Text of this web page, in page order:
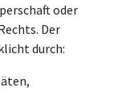
oder
Der
durch: